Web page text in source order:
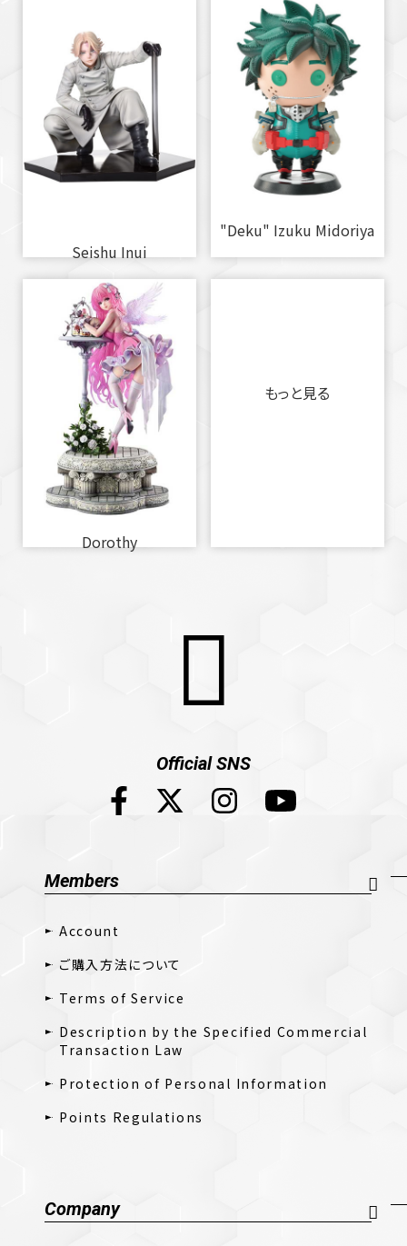
Seishu Inui
"Deku" Izuku Midoriya
Dorothy
もっと見る
Official SNS
Members
Account
ご購入方法について
Terms of Service
Description by the Specified Commercial
Transaction Law
Protection of Personal Information
Points Regulations
Company